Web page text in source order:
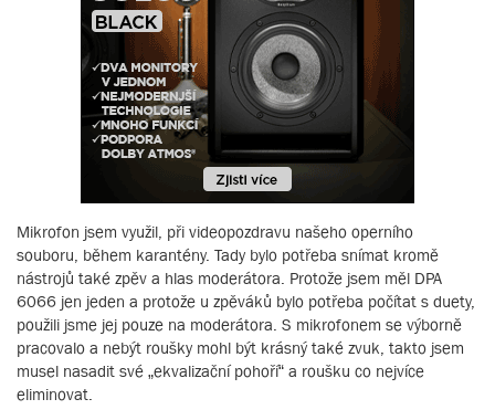
Mikrofon jsem využil, při videopozdravu našeho operního
souboru, během karantény. Tady bylo potřeba snímat kromě
nástrojů také zpěv a hlas moderátora. Protože jsem měl DPA
6066 jen jeden a protože u zpěváků bylo potřeba počítat s duety,
použili jsme jej pouze na moderátora. S mikrofonem se výborně
pracovalo a nebýt roušky mohl být krásný také zvuk, takto jsem
musel nasadit své „ekvalizační pohoří“ a roušku co nejvíce
eliminovat.